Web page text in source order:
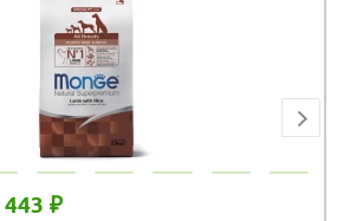
443 ₽